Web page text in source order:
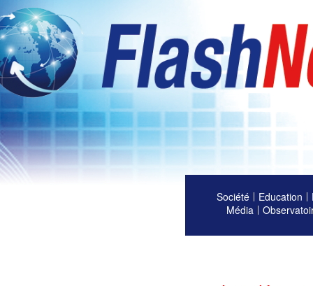
Société Education
Média